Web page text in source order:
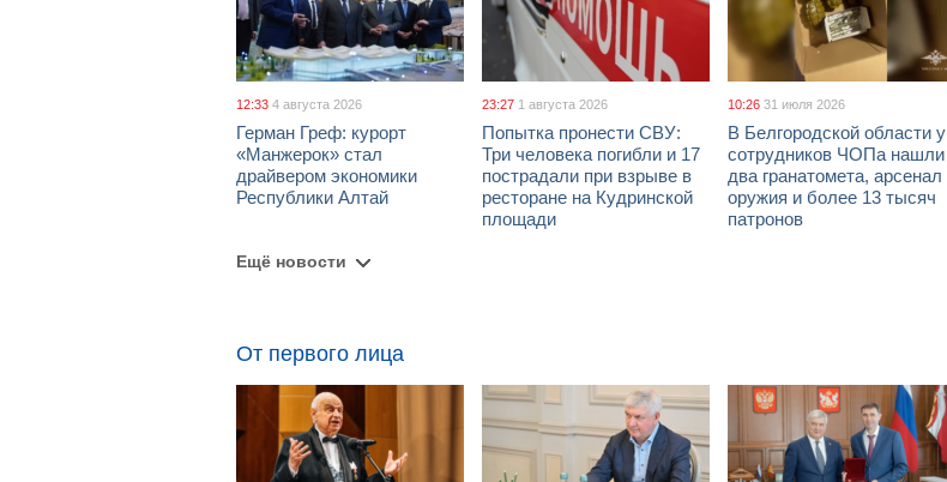
12:33 4 августа 2026
Герман Греф: курорт
«Манжерок» стал
драйвером экономики
Республики Алтай
23:27 1 августа 2026
Попытка пронести СВУ:
Три человека погибли и 17
пострадали при взрыве в
ресторане на Кудринской
площади
10:26 31 июля 2026
В Белгородской области у
сотрудников ЧОПа нашли
два гранатомета, арсенал
оружия и более 13 тысяч
патронов
Ещё новости
От первого лица